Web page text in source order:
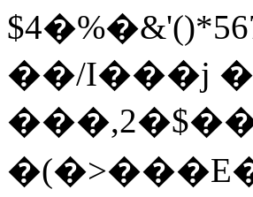
��/I���j